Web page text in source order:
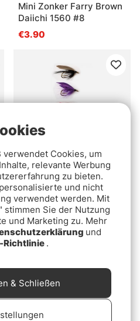
Mini Zonker Farry Brown
Daiichi 1560 #8
€3.90
Hurricane Fly Double
Wet flies 5p #8
€12.90
Cookies, um
relevante Werbung
zu bieten.
und nicht
verwendet werden. Mit
stimmen Sie der Nutzung
und Marketing zu. Mehr
und
Richtlinie .
& Schließen